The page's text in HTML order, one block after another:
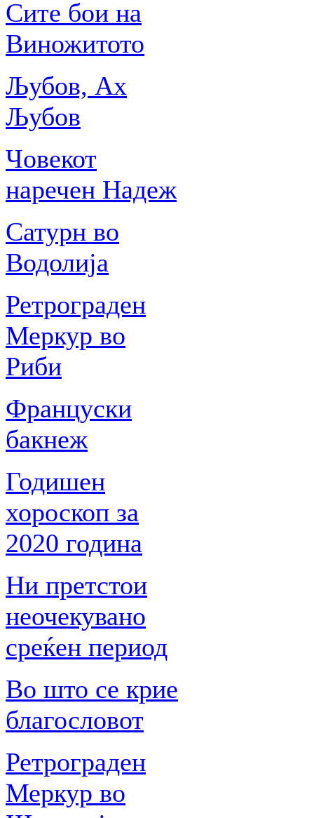
Сите бои на
Виножитото
Љубов, Ах
Љубов
Човекот
наречен Надеж
Сатурн во
Водолија
Ретрограден
Меркур во
Риби
Француски
бакнеж
Годишен
хороскоп за
2020 година
Ни претстои
неочекувано
среќен период
Во што се крие
благословот
Ретрограден
Меркур во